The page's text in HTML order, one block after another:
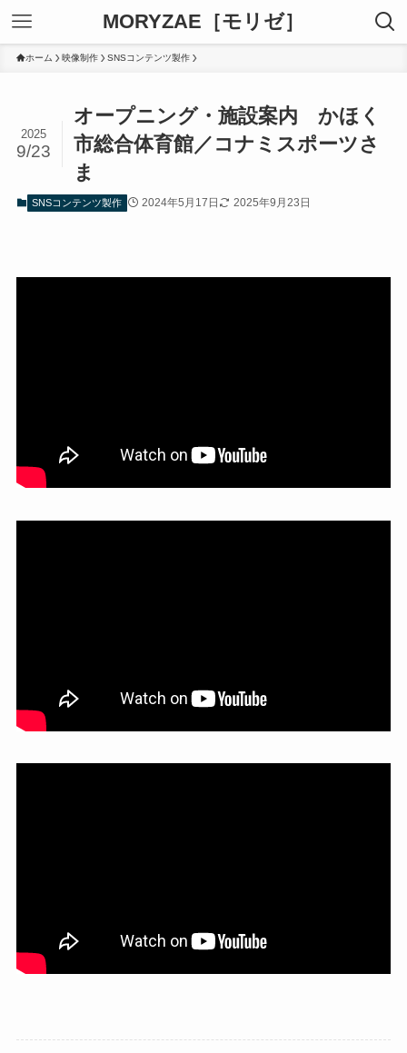
MORYZAE［モリゼ］
ホーム 映像制作 SNSコンテンツ製作
オープニング・施設案内 かほく
市総合体育館／コナミスポーツさ
ま
2025
9/23
SNSコンテンツ製作 2024年5月17日 2025年9月23日